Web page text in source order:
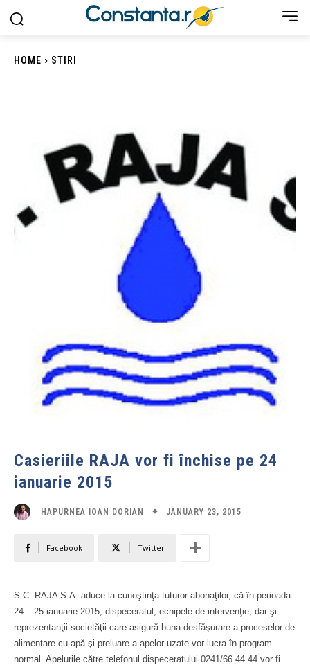
HOME STIRI
Casieriile RAJA vor fi închise pe 24
ianuarie 2015
HAPURNEA IOAN DORIAN JANUARY 23, 2015
Facebook Twitter
S.C. RAJA S.A. aduce la cunoştinţa tuturor abonaţilor, că în perioada
24 – 25 ianuarie 2015, dispeceratul, echipele de intervenţie, dar şi
reprezentanţii societăţii care asigură buna desfăşurare a proceselor de
alimentare cu apă şi preluare a apelor uzate vor lucra în program
normal. Apelurile către telefonul dispeceratului 0241/66.44.44 vor fi